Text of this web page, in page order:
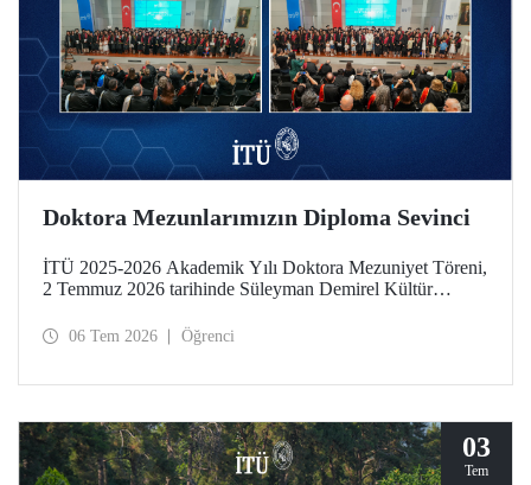
Doktora Mezunlarımızın Diploma Sevinci
İTÜ 2025-2026 Akademik Yılı Doktora Mezuniyet Töreni,
2 Temmuz 2026 tarihinde Süleyman Demirel Kültür
“Doktora Özel Ödülleri” ve “En Başarılı Doktora Tez
06 Tem 2026 Öğrenci
03
Tem